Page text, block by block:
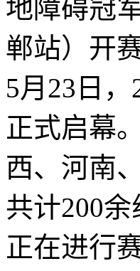
5月23日
正式启幕
西、河南
共计200
正在进行